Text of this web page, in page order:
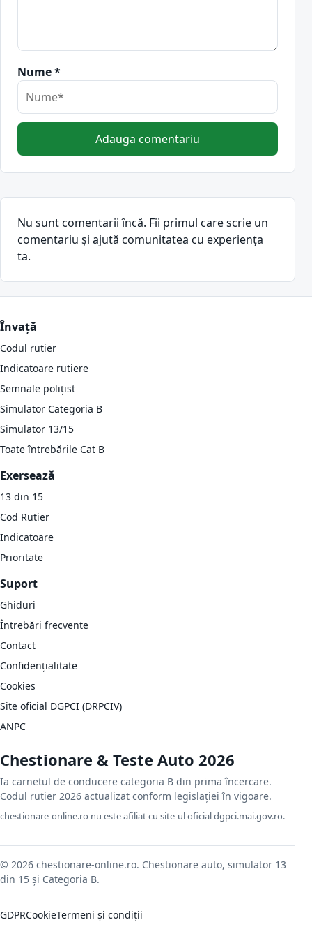
Nume *
Adauga comentariu
Nu sunt comentarii încă. Fii primul care scrie un
comentariu și ajută comunitatea cu experiența
ta.
Învață
Codul rutier
Indicatoare rutiere
Semnale polițist
Simulator Categoria B
Simulator 13/15
Toate întrebările Cat B
Exersează
13 din 15
Cod Rutier
Indicatoare
Prioritate
Suport
Ghiduri
Întrebări frecvente
Contact
Confidențialitate
Cookies
Site oficial DGPCI (DRPCIV)
ANPC
Chestionare & Teste Auto 2026
Ia carnetul de conducere categoria B din prima încercare.
Codul rutier 2026 actualizat conform legislației în vigoare.
chestionare-online.ro nu este afiliat cu site-ul oficial dgpci.mai.gov.ro.
© 2026 chestionare-online.ro. Chestionare auto, simulator 13
din 15 și Categoria B.
GDPRCookieTermeni și condiții